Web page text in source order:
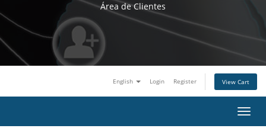
Área de Clientes
English Login Register View Cart
T